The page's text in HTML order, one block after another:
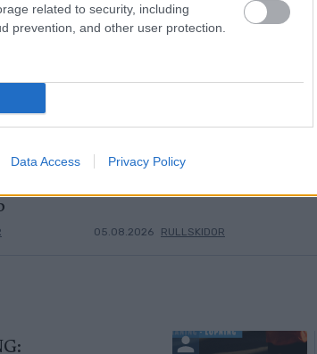
related to security, including
prevention, and other user protection.
Data Access Privacy Policy
och
05.08.2026
4
RULLSKIDOR